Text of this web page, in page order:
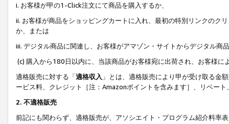
i. お客様が甲の1-Click注文にて商品を購入するか、
ii. お客様が商品をショッピングカートに入れ、最初の特別リンクのク
か、または
iii. デジタル商品に関連し、お客様がアマゾン・サイトからデジタル
(c) 購入から180日以内に、当該商品がお客様宛に出荷され、お客様
適格販売に対する「適格収入 」とは、適格販売により甲が受け取る金
ービス料、クレジット［注：Amazonポイントを含みます］、リベー
2. 不適格販売
前記にも関わらず、適格販売が、アソシエイト・プログラム紹介料率